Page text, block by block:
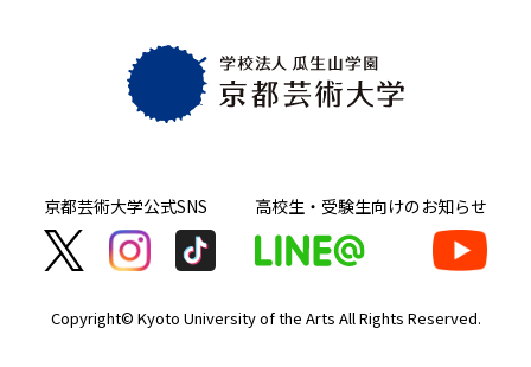
京都芸術大学公式SNS 高校生・受験生向けのお知らせ
Copyright© Kyoto University of the Arts All Rights Reserved.